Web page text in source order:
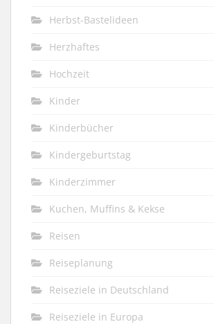
Herbst-Bastelideen
Herzhaftes
Hochzeit
Kinder
Kinderbücher
Kindergeburtstag
Kinderzimmer
Kuchen, Muffins & Kekse
Reisen
Reiseplanung
Reiseziele in Deutschland
Reiseziele in Europa